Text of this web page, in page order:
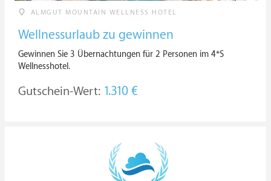
ALMGUT MOUNTAIN WELLNESS HOTEL
Wellnessurlaub zu gewinnen
Gewinnen Sie 3 Übernachtungen für 2 Personen im 4*S
Wellnesshotel.
Gutschein-Wert: 1.310 €